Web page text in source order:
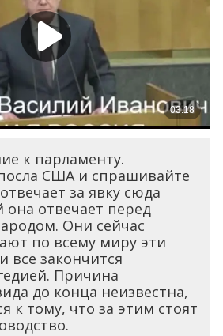
к парламенту.
США и спрашивайте
за явку сюда
она отвечает перед
Они сейчас
по всему миру эти
все закончится
Причина
до конца неизвестна,
к тому, что за этим стоят